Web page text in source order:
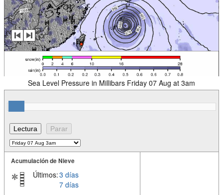
Sea Level Pressure in Millibars Friday 07 Aug at 3am
Acumulación de Nieve
Últimos:3 días
7 días